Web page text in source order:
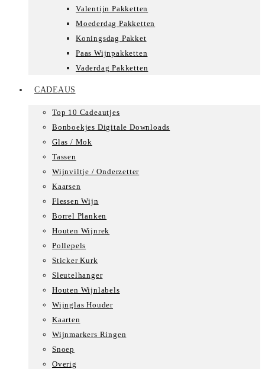
Valentijn Pakketten
Moederdag Pakketten
Koningsdag Pakket
Paas Wijnpakketten
Vaderdag Pakketten
CADEAUS
Top 10 Cadeautjes
Bonboekjes Digitale Downloads
Glas / Mok
Tassen
Wijnviltje / Onderzetter
Kaarsen
Flessen Wijn
Borrel Planken
Houten Wijnrek
Pollepels
Sticker Kurk
Sleutelhanger
Houten Wijnlabels
Wijnglas Houder
Kaarten
Wijnmarkers Ringen
Snoep
Overig